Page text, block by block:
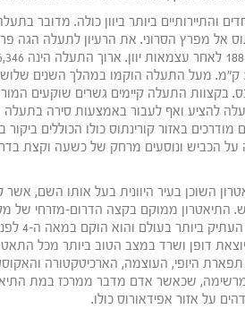
והתיירותיים ביותר ביוון כולה. מדובר
המרחק מהים האדריאטי לפיראוס בכ-320 ק"מ. מעל התעלה
בקצוות התעלה קיימים גשרים שוקעים
להציע ואף לעבור באמצעות סירה
באזור קורינתוס כולו הכוללים
הכביש ונוסעים מרחק של כשעה וקצת
השוכן בעיר היוונית בעל אותו השם,
התיאטרון ממוקם בקצה הדרום-מזרחי של
דופן ושרד במצב הטוב ביותר מכל
היופי, העוצמה, הארכיטקטורה
שכאשר אדם מדבר ממרכז במת
על אזור אפידאורוס כולו.